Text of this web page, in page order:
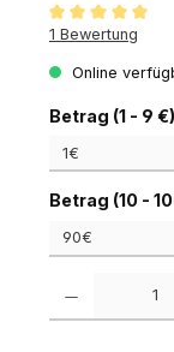
1 Bewertung
Online
Betrag (1 - 9 €)
Betrag (10 -